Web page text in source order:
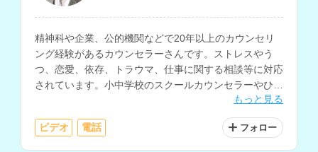
精神科や企業、公的機関などで20年以上のカウンセリ
ング経験があるカウンセラーさんです。ストレスやう
つ、恋愛、依存、トラウマ、仕事に関する相談等に対応
されています。小中学校のスクールカウンセラーやひき
こもり相談経験もお持ちで、不登校や子育て、家族関係
もっと見る
ビデオ 電話 フォロー